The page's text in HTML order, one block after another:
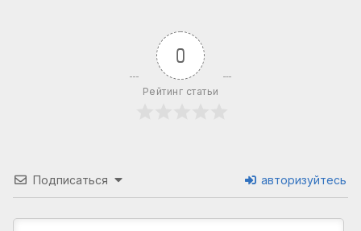
0
Рейтинг статьи
Подписаться авторизуйтесь